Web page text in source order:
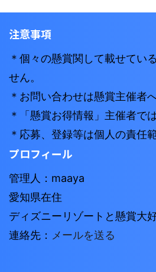
注意事項
＊個々の懸賞関して載せてい
せん。
＊お問い合わせは懸賞主催者
＊「懸賞お得情報」主催者で
＊応募、登録等は個人の責任
プロフィール
管理人：maaya
愛知県在住
ディズニーリゾートと懸賞大
連絡先： メールを送る